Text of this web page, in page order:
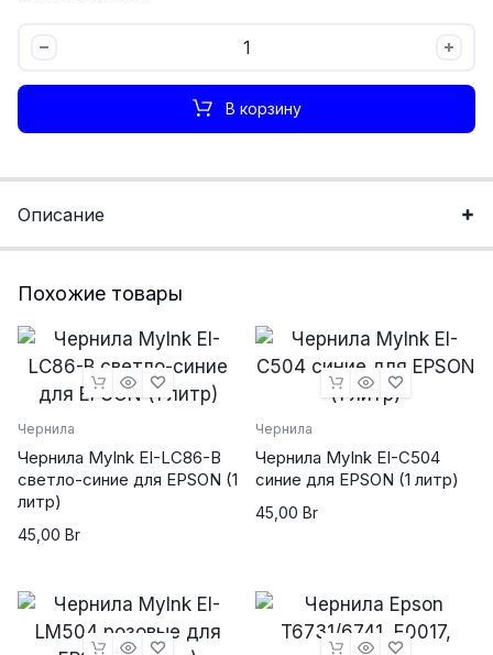
для
литр)
количество
В корзину
Описание
Похожие товары
Чернила
Чернила MyInk EI-LC86-B
светло-синие для EPSON (1
литр)
45,00 Br
Чернила
Чернила MyInk EI-C504
синие для EPSON (1 литр)
45,00 Br